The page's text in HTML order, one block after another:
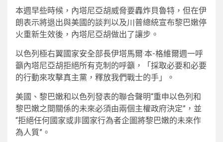
本週早些時候，內塔尼亞胡威脅要轟炸貝魯特，但在伊
朗表示將退出與美國的談判以及川普總統宣布黎巴嫩停
火重新生效後，內塔尼亞胡做出了讓步。
以色列極右翼國家安全部長伊塔馬爾·本-格維爾週一呼
籲內塔尼亞胡拒絕所有克制的呼籲，「採取必要和必要
的行動來攻擊真主黨，釋放我們戰士的手」。
美國、黎巴嫩和以色列發表的聯合聲明“重申以色列和
黎巴嫩之間關係的未來必須由兩個主權政府決定”，並
“拒絕任何國家或非國家行為者企圖將黎巴嫩的未來作
為人質”。